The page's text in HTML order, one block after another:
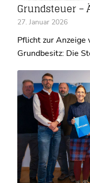
Grundsteuer –
27. Januar 2026
Pflicht zur Anzeige
Grundbesitz: Die